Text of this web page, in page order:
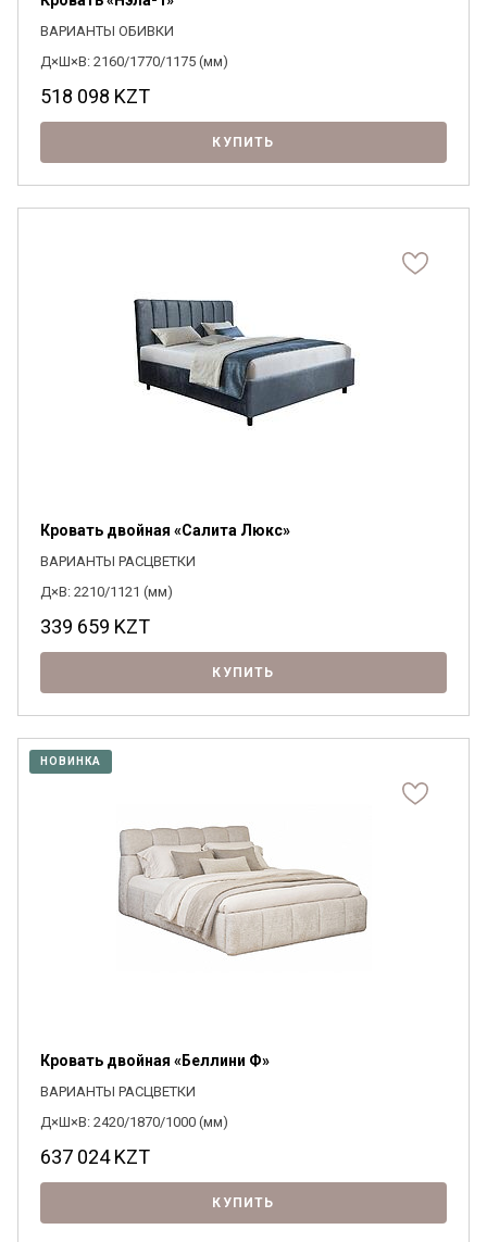
ВАРИАНТЫ ОБИВКИ
Д×Ш×В: 2160/1770/1175 (мм)
518 098 KZT
КУПИТЬ
Кровать двойная «Салита Люкс»
ВАРИАНТЫ РАСЦВЕТКИ
Д×В: 2210/1121 (мм)
339 659 KZT
КУПИТЬ
НОВИНКА
Кровать двойная «Беллини Ф»
ВАРИАНТЫ РАСЦВЕТКИ
Д×Ш×В: 2420/1870/1000 (мм)
637 024KZT
КУПИТЬ